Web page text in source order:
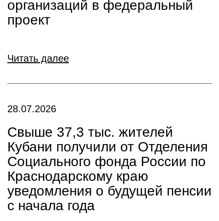
организаций в федеральный
проект
Читать далее
28.07.2026
Свыше 37,3 тыс. жителей
Кубани получили от Отделения
Социального фонда России по
Краснодарскому краю
уведомления о будущей пенсии
с начала года